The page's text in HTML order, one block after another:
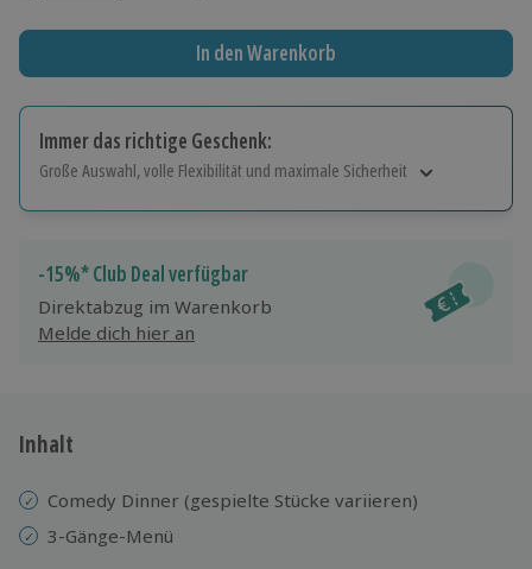
In den Warenkorb
Immer das richtige Geschenk:
Große Auswahl, volle Flexibilität und maximale Sicherheit
Jeder Gutschein für alle Erlebnisse einlösbar.
Maximale Sicherheit
10 Jahre gültig & verlängerbar.
-15%* Club Deal verfügbar
Direktabzug im Warenkorb
Melde dich hier an
Inhalt
Comedy Dinner (gespielte Stücke variieren)
3-Gänge-Menü